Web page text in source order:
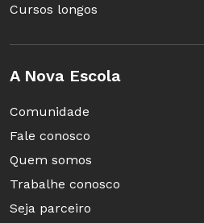
Cursos longos
A Nova Escola
Comunidade
Fale conosco
Quem somos
Trabalhe conosco
Seja parceiro